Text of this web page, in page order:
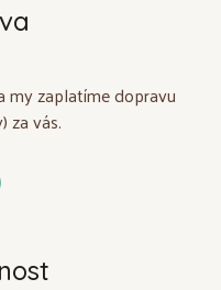
zaplatíme dopravu
za vás.